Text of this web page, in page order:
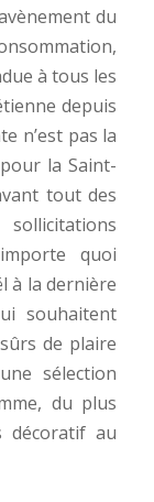
du
à tous les
depuis
n’est pas la
la Saint-
tout des
quoi
à la dernière
souhaitent
de plaire
sélection
du plus
décoratif au